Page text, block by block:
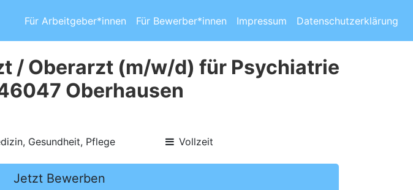
Für Arbeitgeber*innen Für Bewerber*innen Impressum Datenschutzerklärung
/ Oberarzt (m/w/d) für Psychiatrie
Oberhausen
Gesundheit, Pflege Vollzeit
Jetzt Bewerben